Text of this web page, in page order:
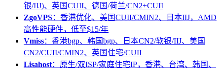
银/IIJ)、英国CUII、德国/荷兰/CN2+CUII
ZgoVPS：香港优化、美国CUII/CMIN2、日本IIJ，AMD
高性能硬件，低至$15/年
Vmiss：香港bgp、韩国bgp、日本CN2/软银/IIJ、美国
CN2/CUII/CMIN2、英国住宅/CUII
Lisahost：原生/双ISP/家庭住宅IP，香港、台湾、韩国、